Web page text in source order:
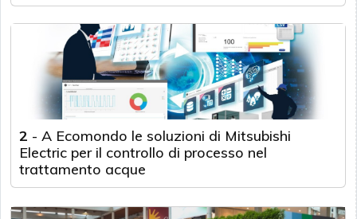
2 - A Ecomondo le soluzioni di Mitsubishi
Electric per il controllo di processo nel
trattamento acque